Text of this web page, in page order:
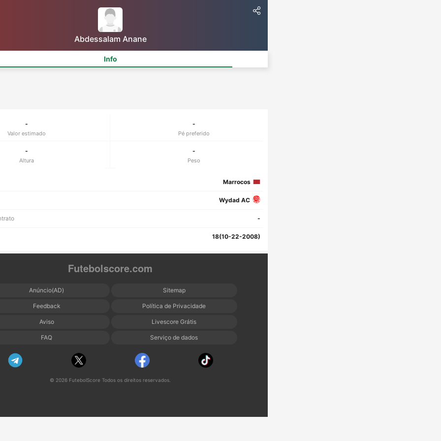
Abdessalam Anane
Info
-
Valor estimado
-
Pé preferido
-
Altura
-
Peso
Marrocos
Wydad AC
-
18(10-22-2008)
Futebolscore.com
Anúncio(AD) Sitemap
Feedback Política de Privacidade
Aviso Livescore Grátis
FAQ Serviço de dados
© 2026 FutebolScore Todos os direitos reservados.